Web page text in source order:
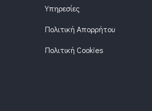
Υπηρεσίες
Πολιτική Απορρήτου
Πολιτική Cookies